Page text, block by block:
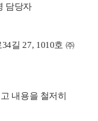
담당자
길 27, 1010호 ㈜
내용을 철저히